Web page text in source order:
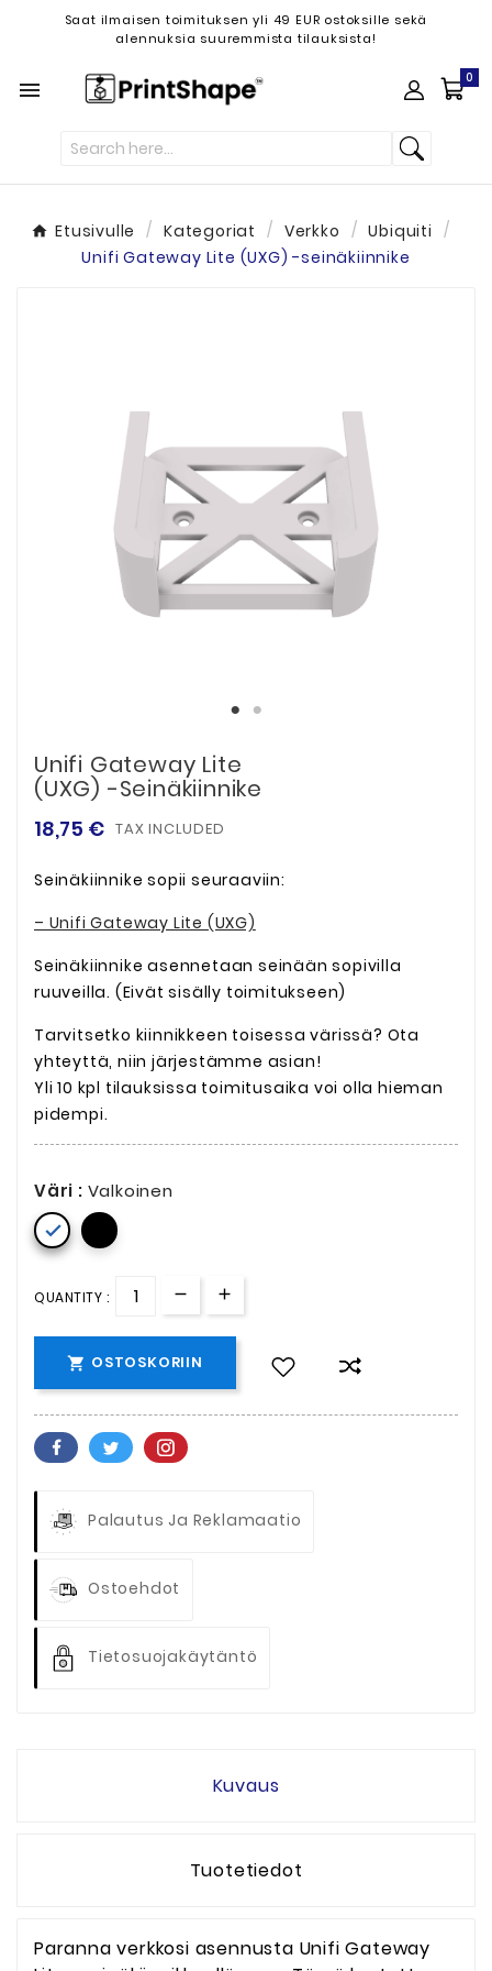
Saat ilmaisen toimituksen yli 49 EUR ostoksille sekä
alennuksia suuremmista tilauksista!
 0
Etusivulle Kategoriat Verkko
Ubiquiti
Unifi Gateway Lite (UXG) -seinäkiinnike
Unifi Gateway Lite
(UXG) -seinäkiinnike
18,75 € TAX INCLUDED
Seinäkiinnike sopii seuraaviin:
– Unifi Gateway Lite (UXG)
Seinäkiinnike asennetaan seinään sopivilla
ruuveilla. (Eivät sisälly toimitukseen)
Tarvitsetko kiinnikkeen toisessa värissä? Ota
yhteyttä, niin järjestämme asian!
Yli 10 kpl tilauksissa toimitusaika voi olla hieman
pidempi.
Väri : Valkoinen

QUANTITY :
 OSTOSKORIIN
Palautus Ja Reklamaatio
Ostoehdot
Tietosuojakäytäntö
Kuvaus
Tuotetiedot
Paranna verkkosi asennusta Unifi Gateway